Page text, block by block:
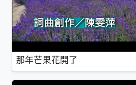
那年芒果花開了